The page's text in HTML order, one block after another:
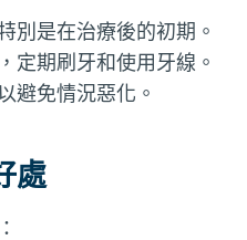
別是在治療後的初期。
定期刷牙和使用牙線。
避免情況惡化。
處